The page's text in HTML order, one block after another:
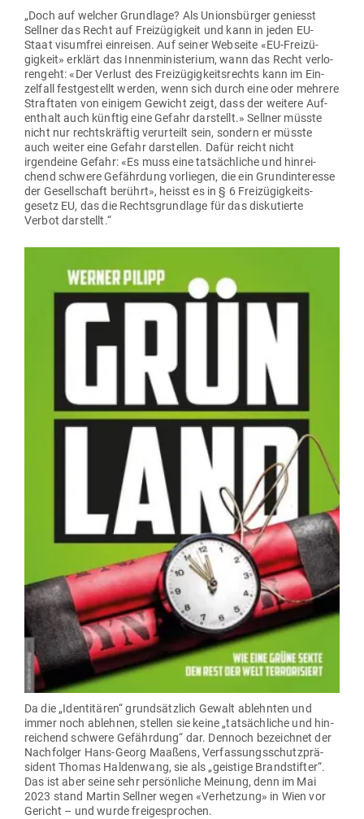
„Doch auf welcher Grundlage? Als Uni­ons­bürger geniesst
Sellner das Recht auf Frei­zü­gigkeit und kann in jeden EU-
Staat visumfrei ein­reisen. Auf seiner Web­seite «EU-Frei­zü­
gigkeit» erklärt das Innen­mi­nis­terium, wann das Recht ver­lo­
rengeht: «Der Verlust des Frei­zü­gig­keits­rechts kann im Ein­
zelfall fest­ge­stellt werden, wenn sich durch eine oder mehrere
Straf­taten von einigem Gewicht zeigt, dass der weitere Auf­
enthalt auch künftig eine Gefahr dar­stellt.» Sellner müsste
nicht nur rechts­kräftig ver­ur­teilt sein, sondern er müsste
auch weiter eine Gefahr dar­stellen. Dafür reicht nicht
irgendeine Gefahr: «Es muss eine tat­säch­liche und hin­rei­
chend schwere Gefährdung vor­liegen, die ein Grund­in­teresse
der Gesell­schaft berührt», heisst es in § 6 Frei­zü­gig­keits­
gesetz EU, das die Rechts­grundlage für das dis­ku­tierte
Verbot darstellt.“
Da die „Iden­ti­tären“ grund­sätzlich Gewalt ablehnten und
immer noch ablehnen, stellen sie keine „tat­säch­liche und hin­
rei­chend schwere Gefährdung“ dar. Dennoch bezeichnet der
Nach­folger Hans-Georg Maaßens, Ver­fas­sungs­schutz­prä­
sident Thomas Hal­denwang, sie als „geistige Brand­stifter“.
Das ist aber seine sehr per­sön­liche Meinung, denn im Mai
2023 stand Martin Sellner wegen «Ver­hetzung» in Wien vor
Gericht – und wurde freigesprochen.